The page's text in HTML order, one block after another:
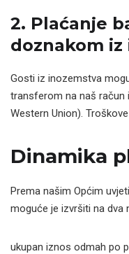
2. Plaćanje
doznakom iz
Gosti iz inozemstva
transferom na naš račun
Western Union).
Dinamika
Prema našim Općim
moguće je izvršiti na dva
ukupan iznos odmah po